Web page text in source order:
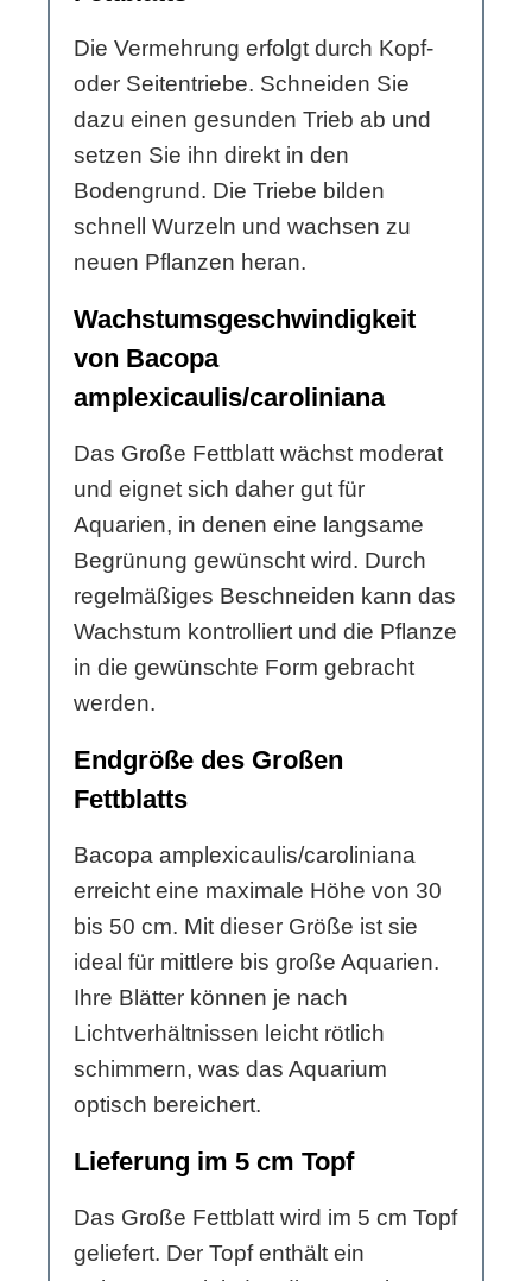
Die Vermehrung erfolgt durch Kopf-
oder Seitentriebe. Schneiden Sie
dazu einen gesunden Trieb ab und
setzen Sie ihn direkt in den
Bodengrund. Die Triebe bilden
schnell Wurzeln und wachsen zu
neuen Pflanzen heran.
Wachstumsgeschwindigkeit
von Bacopa
amplexicaulis/caroliniana
Das Große Fettblatt wächst moderat
und eignet sich daher gut für
Aquarien, in denen eine langsame
Begrünung gewünscht wird. Durch
regelmäßiges Beschneiden kann das
Wachstum kontrolliert und die Pflanze
in die gewünschte Form gebracht
werden.
Endgröße des Großen
Fettblatts
Bacopa amplexicaulis/caroliniana
erreicht eine maximale Höhe von 30
bis 50 cm. Mit dieser Größe ist sie
ideal für mittlere bis große Aquarien.
Ihre Blätter können je nach
Lichtverhältnissen leicht rötlich
schimmern, was das Aquarium
optisch bereichert.
Lieferung im 5 cm Topf
Das Große Fettblatt wird im 5 cm Topf
geliefert. Der Topf enthält ein